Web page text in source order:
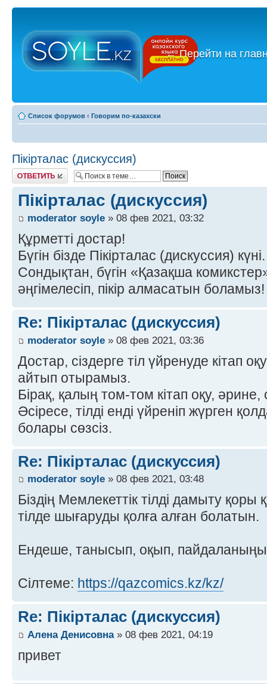
←Перейти на
Список форумов ‹ Говорим по-казахски
Пікірталас (дискуссия)
Ответить
Пікірталас (дискуссия)
moderator soyle » 08 фев 2021, 03:32
Құрметті достар!
Бүгін бізде Пікірталас (дискуссия) күні.
Сондықтан, бүгін «Қазақша
әңгімелесіп, пікір алмасатын боламыз!
Re: Пікірталас (дискуссия)
moderator soyle » 08 фев 2021, 03:36
Достар, сіздерге тіл үйренуде кітап
айтып отырамыз.
Бірақ, қалың том-том кітап оқу,
Әсіресе, тілді енді үйреніп жүрген
болары сөзсіз.
Re: Пікірталас (дискуссия)
moderator soyle » 08 фев 2021, 03:48
Біздің Мемлекеттік тілді дамыту қоры
тілде шығаруды қолға алған болатын.
Ендеше, танысып, оқып,
Сілтеме: https://qazcomics.kz/kz/
Re: Пікірталас (дискуссия)
Алена Денисовна» 08 фев 2021, 04:19
привет